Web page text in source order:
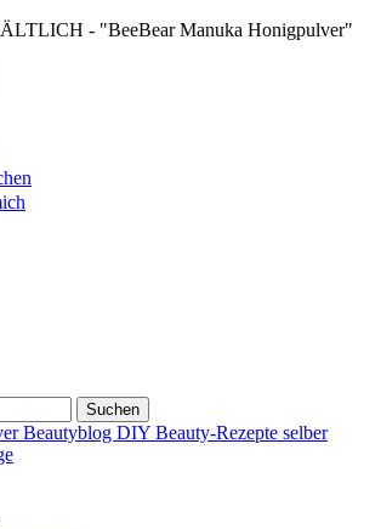
- "BeeBear Manuka Honigpulver"
DIY Beautyblog